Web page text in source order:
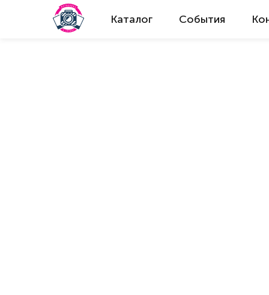
Каталог События